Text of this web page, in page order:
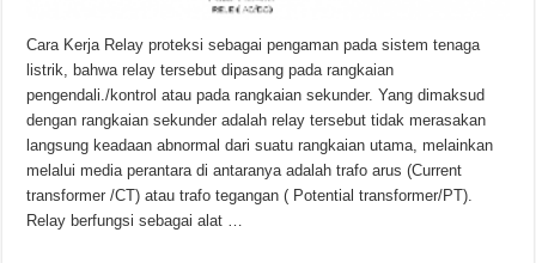
Teknologi Bikin Bisnis Makanan Kamu Makin Cuan! Begini Cara Buka
Cara Kerja Relay proteksi sebagai pengaman pada sistem tenaga
listrik, bahwa relay tersebut dipasang pada rangkaian
pengendali./kontrol atau pada rangkaian sekunder. Yang dimaksud
dengan rangkaian sekunder adalah relay tersebut tidak merasakan
langsung keadaan abnormal dari suatu rangkaian utama, melainkan
melalui media perantara di antaranya adalah trafo arus (Current
transformer /CT) atau trafo tegangan ( Potential transformer/PT).
Relay berfungsi sebagai alat …